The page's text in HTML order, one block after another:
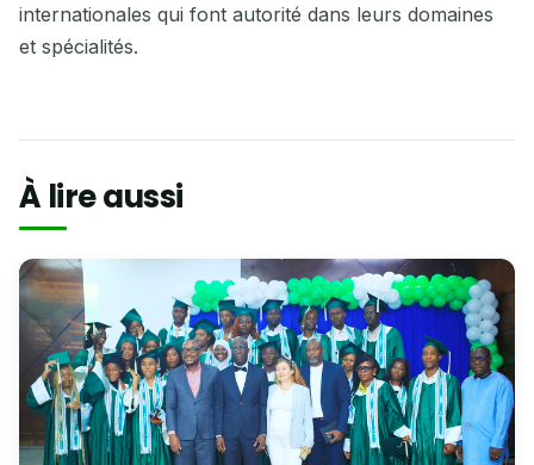
internationales qui font autorité dans leurs domaines
et spécialités.
À lire aussi